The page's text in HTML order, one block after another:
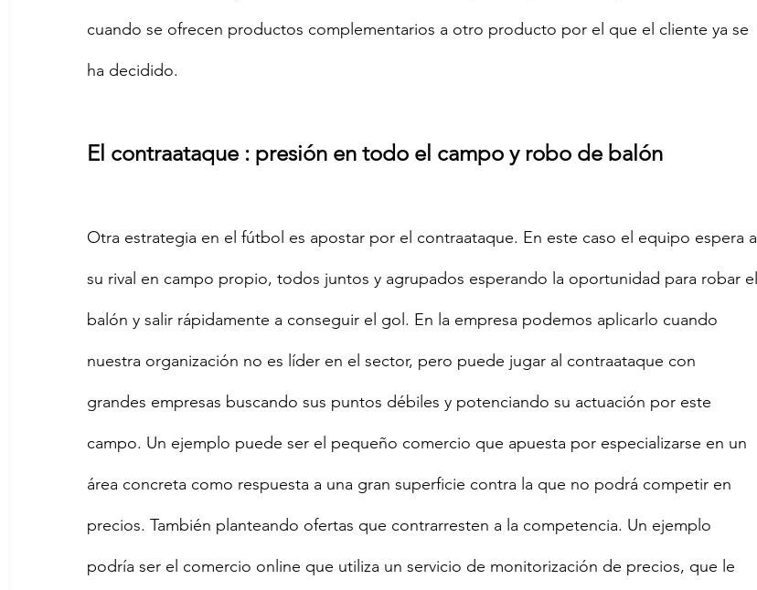
cuando se ofrecen productos complementarios a otro producto por el que el cliente ya se
ha decidido.
El contraataque : presión en todo el campo y robo de balón
Otra estrategia en el fútbol es apostar por el contraataque. En este caso el equipo espera a
su rival en campo propio, todos juntos y agrupados esperando la oportunidad para robar el
balón y salir rápidamente a conseguir el gol. En la empresa podemos aplicarlo cuando
nuestra organización no es líder en el sector, pero puede jugar al contraataque con
grandes empresas buscando sus puntos débiles y potenciando su actuación por este
campo. Un ejemplo puede ser el pequeño comercio que apuesta por especializarse en un
área concreta como respuesta a una gran superficie contra la que no podrá competir en
precios. También planteando ofertas que contrarresten a la competencia. Un ejemplo
podría ser el comercio online que utiliza un servicio de monitorización de precios, que le